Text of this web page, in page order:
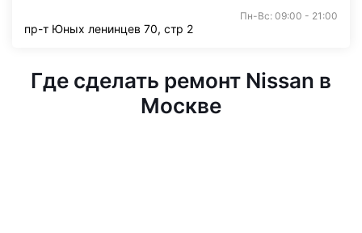
Пн-Вс: 09:00 - 21:00
пр-т Юных ленинцев 70, стр 2
Где сделать ремонт Nissan в
Москве